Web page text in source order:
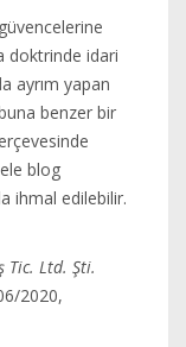
doktrinde idari
ayrım yapan
benzer bir
blog
ihmal edilebilir.
Tic. Ltd. Şti.
2020,